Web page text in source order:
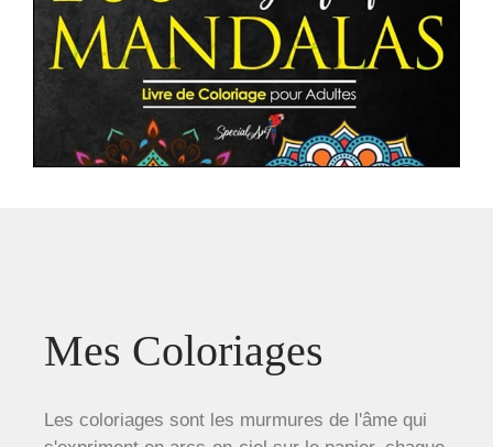
Mes Coloriages
Les coloriages sont les murmures de l'âme qui